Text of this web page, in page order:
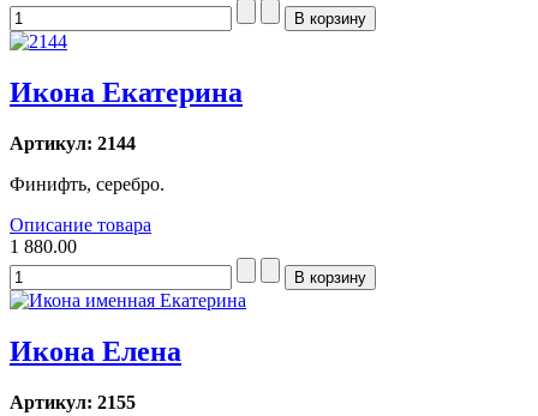
Икона Екатерина
Артикул: 2144
Финифть, серебро.
Описание товара
1 880.00
Икона Елена
Артикул: 2155